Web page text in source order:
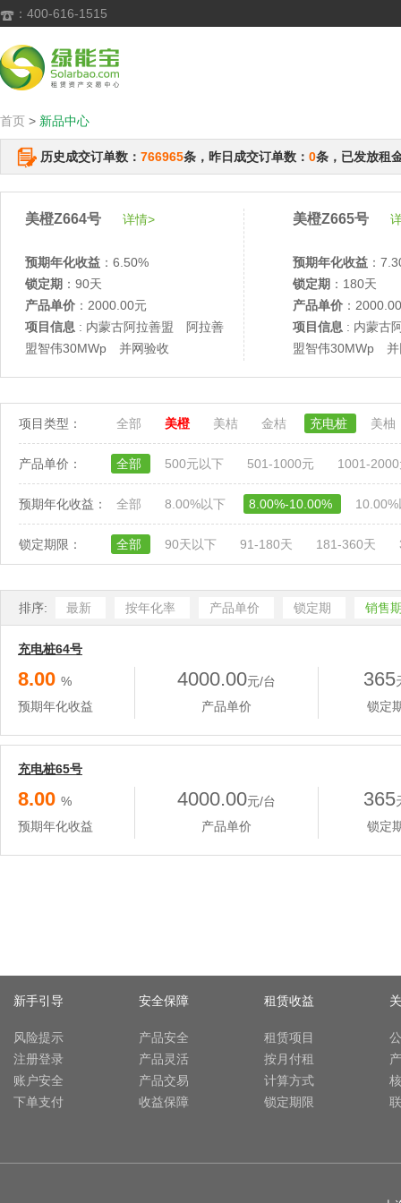
 ：400-616-1515
首页 > 新品中心
历史成交订单数： 766965条，昨日成交订单数： 0条，已发放租
美橙Z664号 详情>
预期年化收益 ：6.50%
锁定期 ：90天
产品单价 ：2000.00元
项目信息 : 内蒙古阿拉善盟 阿拉善
盟智伟30MWp 并网验收
美橙Z665号
预期年化收益 ：
锁定期 ：180天
产品单价 ：
项目信息 : 内蒙古
盟智伟30MWp 并
项目类型： 全部 美橙 美桔 金桔 充电桩 美柚
产品单价： 全部 500元以下 501-1000元 1001-
预期年化收益： 全部 8.00%以下 8.00%-10.00%
锁定期限： 全部 90天以下 91-180天 181-360天
排序: 最新 按年化率 产品单价 锁定期 销售
充电桩64号
8.00 %
预期年化收益
4000.00元/台
产品单价
365
锁定
充电桩65号
8.00 %
预期年化收益
4000.00元/台
产品单价
365
锁定
新手引导
风险提示
注册登录
账户安全
下单支付
安全保障
产品安全
产品灵活
产品交易
收益保障
租赁收益
租赁项目
按月付租
计算方式
锁定期限